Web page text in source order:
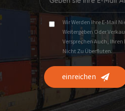
Wir Werden Ihre E-Mail
Weitergeben Oder
Versprechen Auch, Ihren
Nicht Zu Überfluten.
einreichen